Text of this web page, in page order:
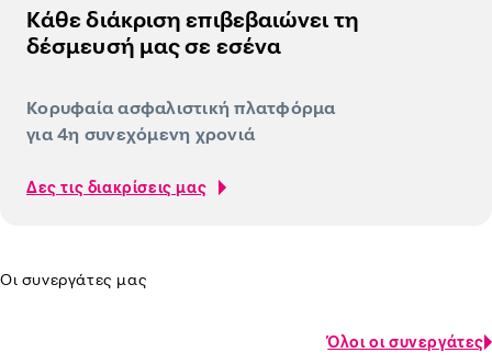
Κάθε διάκριση επιβεβαιώνει τη
δέσμευσή μας σε εσένα
Κορυφαία ασφαλιστική πλατφόρμα
για 4η συνεχόμενη χρονιά
Δες τις διακρίσεις μας
Οι συνεργάτες μας
Όλοι οι συνεργάτες